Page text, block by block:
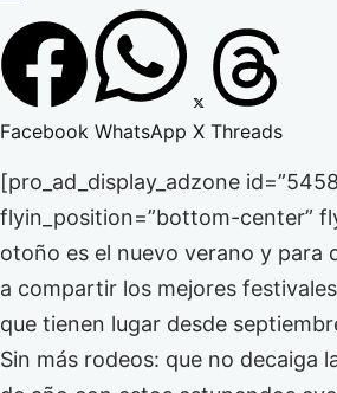
Facebook WhatsApp X Threads
[pro_ad_display_adzone
flyin_position=”bottom-center”
otoño es el nuevo verano y para
a compartir los mejores
que tienen lugar desde
Sin más rodeos: que no decaiga